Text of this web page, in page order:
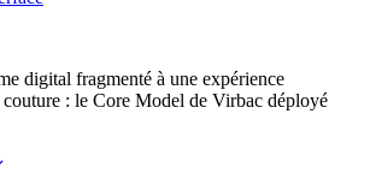
digital fragmenté à une expérience
couture : le Core Model de Virbac déployé